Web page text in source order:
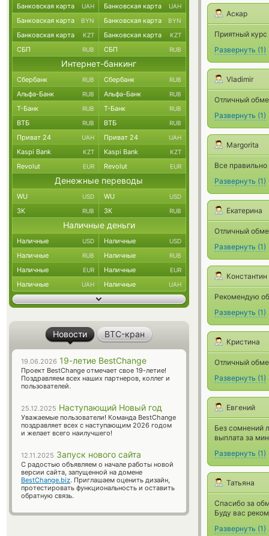
Аскар
Приятный
Развернуть (1)
Vladimir
Отличный
Развернуть (1)
Margorita
Все
Развернуть (1)
Екатерина
Отличный
Развернуть (1)
Константин
Рекомендую
Развернуть (1)
Кристина
Отличный
Развернуть (1)
Евгений
Без сомнений
выплата за
Развернуть (1)
Татьяна
Спасибо за
Буду вас
Развернуть (1)
Банковская карта UAH Банковская карта UAH
Банковская карта BYN Банковская карта BYN
Банковская карта KZT Банковская карта KZT
СБП RUB СБП RUB
Интернет-банкинг
Сбербанк RUB Сбербанк RUB
Альфа-Банк RUB Альфа-Банк RUB
Т-Банк RUB Т-Банк RUB
ВТБ RUB ВТБ RUB
Приват 24 UAH Приват 24 UAH
Kaspi Bank KZT Kaspi Bank KZT
Revolut EUR Revolut EUR
Денежные переводы
WU USD WU USD
ЗК RUB ЗК RUB
Наличные деньги
Наличные USD Наличные USD
Наличные RUB Наличные RUB
Наличные EUR Наличные EUR
Наличные UAH Наличные UAH
Новости BTC-кран
19.06.2026 19-летие BestChange
Проект BestChange отмечает свое 19-летие!
Поздравляем всех наших партнеров, коллег и
пользователей.
25.12.2025 Наступающий Новый год
Уважаемые пользователи! Команда BestChange
поздравляет всех с наступающим 2026 годом
и желает всего наилучшего!
12.11.2025 Запуск нового сайта
С радостью объявляем о начале работы новой
версии сайта, запущенной на домене
BestChange.biz. Приглашаем оценить дизайн,
протестировать функциональность и оставить
обратную связь.